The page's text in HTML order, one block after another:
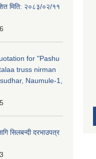
मिति: २०८३/०२/११
for "Pashu
truss nirman
Naumule-1,
सिलबन्दी दरभाउपत्र